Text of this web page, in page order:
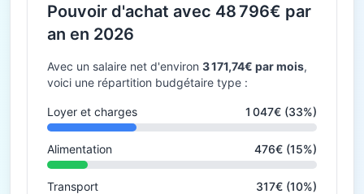
Pouvoir d'achat avec 48 796€ par
an en 2026
Avec un salaire net d'environ 3 171,74€ par mois,
voici une répartition budgétaire type :
Loyer et charges 1 047€ (33%)
Alimentation 476€ (15%)
Transport 317€ (10%)